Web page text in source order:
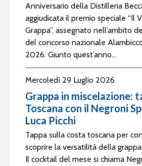
Anniversario della Distilleria
aggiudicata il premio speciale “Il
Grappa”, assegnato nell’ambito
del concorso nazionale
2026. Giunto quest’anno...
Mercoledì 29 Luglio 2026
Grappa in miscelazione:
Toscana con il Negroni
Luca Picchi
Tappa sulla costa toscana per
scoprire la versatilità della
Il cocktail del mese si chiama